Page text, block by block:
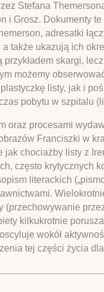
Stefana
i Grosz. Dokumenty
adresatki
także ukazują ich
skargi,
możemy
listy, jak i
pobytu w szpitalu
procesami
Franciszki w
chociażby listy z
często krytycznych
literackich
kilkukrotnie
wokół
tej części życia